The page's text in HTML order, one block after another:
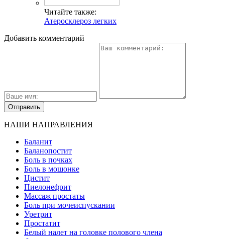
Читайте также:
Атеросклероз легких
Добавить комментарий
НАШИ НАПРАВЛЕНИЯ
Баланит
Баланопостит
Боль в почках
Боль в мошонке
Цистит
Пиелонефрит
Массаж простаты
Боль при мочеиспускании
Уретрит
Простатит
Белый налет на головке полового члена